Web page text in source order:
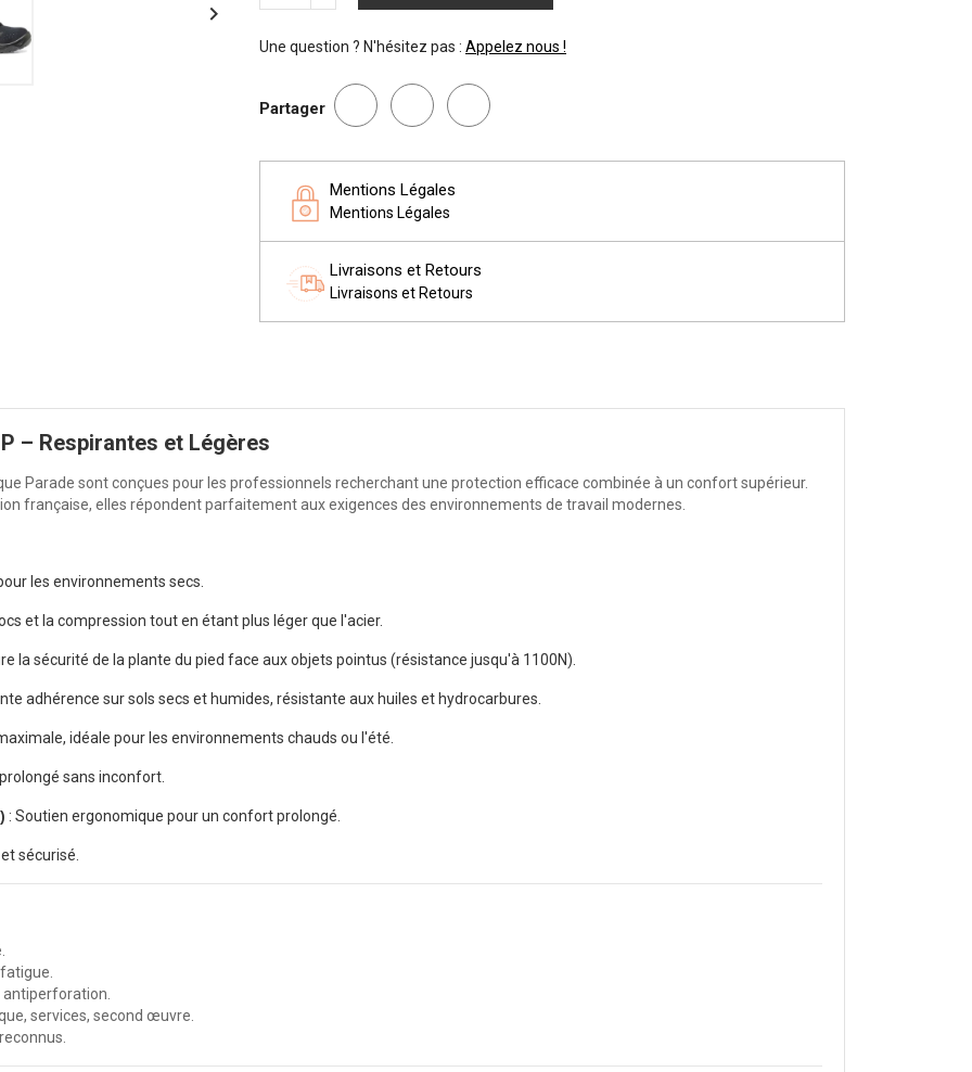

Une question ? N'hésitez pas : Appelez nous !
Partager
Mentions Légales
Mentions Légales
Livraisons et Retours
Livraisons et Retours
– Respirantes et Légères
Parade sont conçues pour les professionnels recherchant une protection efficace combinée à un confort supérieur.
française, elles répondent parfaitement aux exigences des environnements de travail modernes.
les environnements secs.
et la compression tout en étant plus léger que l'acier.
la sécurité de la plante du pied face aux objets pointus (résistance jusqu'à 1100N).
adhérence sur sols secs et humides, résistante aux huiles et hydrocarbures.
idéale pour les environnements chauds ou l'été.
sans inconfort.
: Soutien ergonomique pour un confort prolongé.
sécurisé.
services, second œuvre.